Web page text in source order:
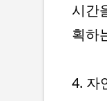
시간
획하
4. 자